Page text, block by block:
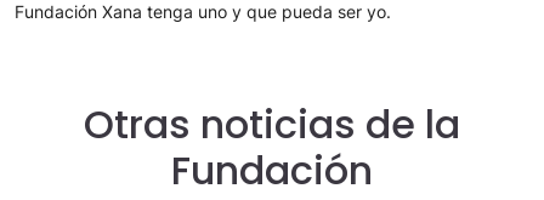
Fundación Xana tenga uno y que pueda ser yo.
Otras noticias de la
Fundación